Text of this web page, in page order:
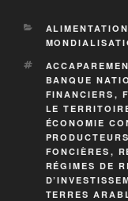
Le présent
produit de
Canada.
BANQUE
FINANCIERS ,
LE
ÉCONOMIE
FONCIÈRES ,
RÉGIMES DE
TERRES